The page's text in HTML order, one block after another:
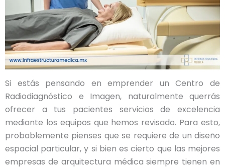
Si estás pensando en emprender un Centro de
Radiodiagnóstico e Imagen, naturalmente querrás
ofrecer a tus pacientes servicios de excelencia
mediante los equipos que hemos revisado. Para esto,
probablemente pienses que se requiere de un diseño
espacial particular, y si bien es cierto que las mejores
empresas de arquitectura médica siempre tienen en